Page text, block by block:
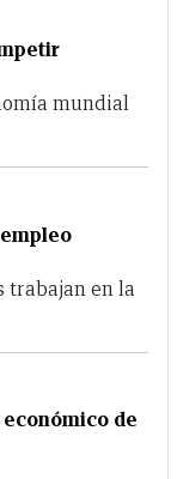
mundial
trabajan en la
de